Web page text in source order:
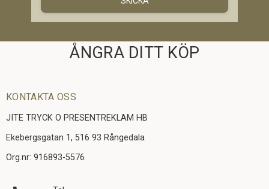
ÅNGRA DITT KÖP
KONTAKTA OSS
JITE TRYCK O PRESENTREKLAM HB
Ekebergsgatan 1, 516 93 Rångedala
Org.nr: 916893-5576